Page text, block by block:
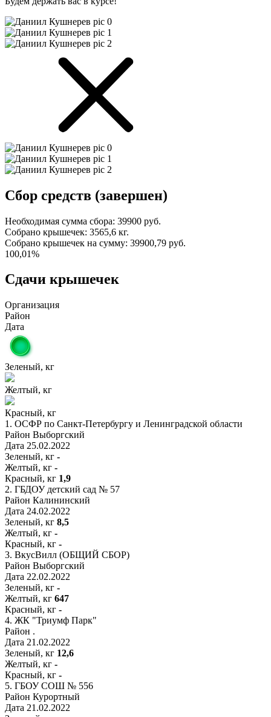
Сбор средств (завершен)
Необходимая сумма сбора: 39900 руб.
Собрано крышечек: 3565,6 кг.
Собрано крышечек на сумму: 39900,79 руб.
100,01%
Сдачи крышечек
Организация
Район
Дата
Зеленый, кг
Желтый, кг
Красный, кг
1. ОСФР по Санкт-Петербургу и Ленинградской области
Район Выборгский
Дата 25.02.2022
Зеленый, кг -
Желтый, кг -
Красный, кг 1,9
2. ГБДОУ детский сад № 57
Район Калининский
Дата 24.02.2022
Зеленый, кг 8,5
Желтый, кг -
Красный, кг -
3. ВкусВилл (ОБЩИЙ СБОР)
Район Выборгский
Дата 22.02.2022
Зеленый, кг -
Желтый, кг 647
Красный, кг -
4. ЖК "Триумф Парк"
Район .
Дата 21.02.2022
Зеленый, кг 12,6
Желтый, кг -
Красный, кг -
5. ГБОУ СОШ № 556
Район Курортный
Дата 21.02.2022